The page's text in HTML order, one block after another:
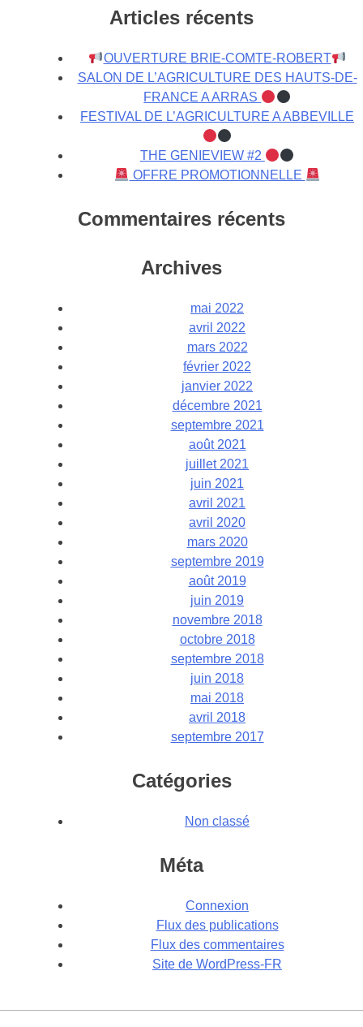
Articles récents
OUVERTURE BRIE-COMTE-ROBERT
SALON DE L’AGRICULTURE DES HAUTS-DE-
FRANCE A ARRAS
FESTIVAL DE L’AGRICULTURE A ABBEVILLE
THE GENIEVIEW #2
OFFRE PROMOTIONNELLE
Commentaires récents
Archives
mai 2022
avril 2022
mars 2022
février 2022
janvier 2022
décembre 2021
septembre 2021
août 2021
juillet 2021
juin 2021
avril 2021
avril 2020
mars 2020
septembre 2019
août 2019
juin 2019
novembre 2018
octobre 2018
septembre 2018
juin 2018
mai 2018
avril 2018
septembre 2017
Catégories
Non classé
Méta
Connexion
Flux des publications
Flux des commentaires
Site de WordPress-FR